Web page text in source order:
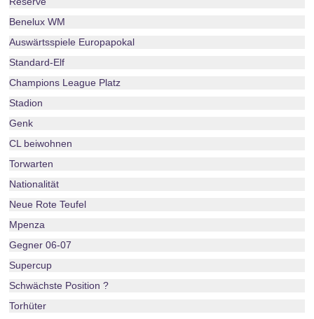
Benelux WM
Auswärtsspiele Europapokal
Standard-Elf
Champions League Platz
Stadion
Genk
CL beiwohnen
Torwarten
Nationalität
Neue Rote Teufel
Mpenza
Gegner 06-07
Supercup
Schwächste Position ?
Torhüter